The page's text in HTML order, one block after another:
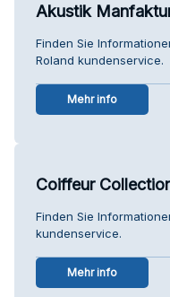
Akustik
Finden Sie
Roland kundenservice.
Mehr info
Coiffeur
Finden Sie
kundenservice.
Mehr info